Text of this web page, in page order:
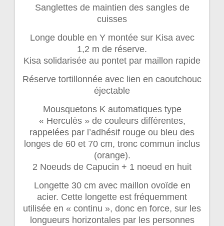
Sanglettes de maintien des sangles de
cuisses
Longe double en Y montée sur Kisa avec
1,2 m de réserve.
Kisa solidarisée au pontet par maillon rapide
Réserve tortillonnée avec lien en caoutchouc
éjectable
Mousquetons K automatiques type
« Herculès » de couleurs différentes,
rappelées par l’adhésif rouge ou bleu des
longes de 60 et 70 cm, tronc commun inclus
(orange).
2 Noeuds de Capucin + 1 noeud en huit
Longette 30 cm avec maillon ovoïde en
acier. Cette longette est fréquemment
utilisée en « continu », donc en force, sur les
longueurs horizontales par les personnes